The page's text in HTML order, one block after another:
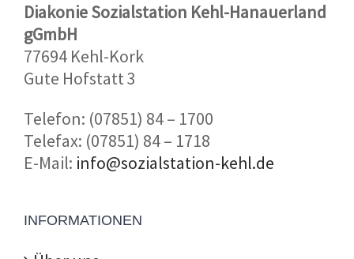
Diakonie Sozialstation Kehl-Hanauerland
gGmbH
77694 Kehl-Kork
Gute Hofstatt 3
Telefon: (07851) 84 – 1700
Telefax: (07851) 84 – 1718
E-Mail: info@sozialstation-kehl.de
INFORMATIONEN